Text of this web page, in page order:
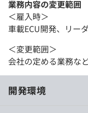
業務内容の変更範囲
＜雇入時＞
車載ECU開発、リー
＜変更範囲＞
会社の定める業務な
開発環境